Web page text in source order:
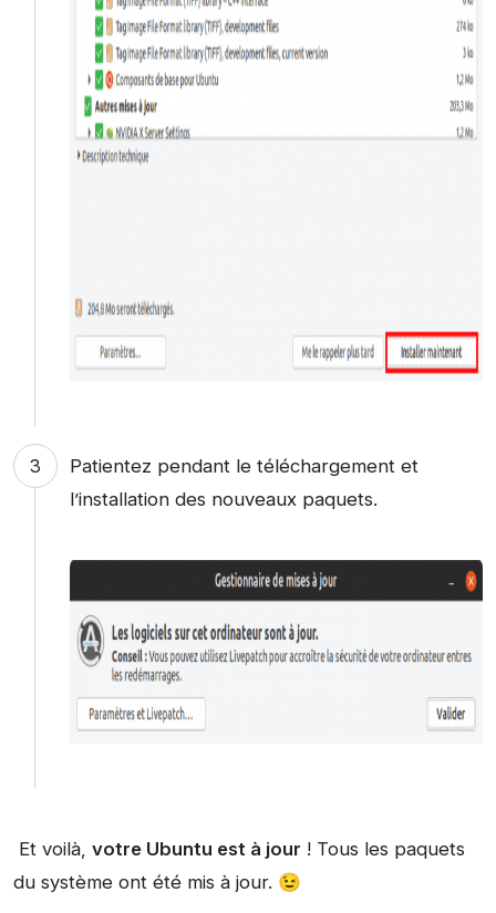
Patientez pendant le téléchargement et
l’installation des nouveaux paquets.
Et voilà, votre Ubuntu est à jour ! Tous les paquets
du système ont été mis à jour. 😉